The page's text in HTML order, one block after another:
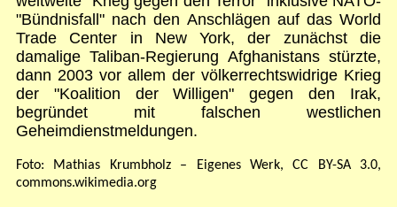
"Bündnisfall" nach den Anschlägen auf das World
Trade Center in New York, der zunächst die
damalige Taliban-Regierung Afghanistans stürzte,
dann 2003 vor allem der völkerrechtswidrige Krieg
der "Koalition der Willigen" gegen den Irak,
begründet mit falschen westlichen
Geheimdienstmeldungen.
Foto: Mathias Krumbholz – Eigenes Werk, CC BY-SA 3.0,
commons.wikimedia.org